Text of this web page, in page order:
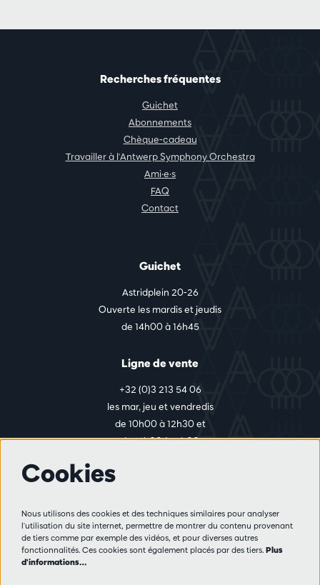
Recherches fréquentes
Guichet
Abonnements
Chèque-cadeau
Travailler à l'Antwerp Symphony Orchestra
Ami·e·s
FAQ
Contact
Guichet
Astridplein 20-26
Ouverte les mardis et jeudis
de 14h00 à 16h45
Ligne de vente
+32 (0)3 213 54 06
les mar, jeu et vendredis
de 10h00 à 12h30 et
de 14h00 à 17h00
Règlement des visiteurs
Vie privée
Cookies
Nous utilisons des cookies et des techniques similaires pour analyser
l'utilisation du site internet, permettre de montrer du contenu provenant
de tiers comme par exemple des vidéos, et pour diverses autres
fonctionnalités. Ces cookies sont également placés par des tiers. Plus
d'informations…